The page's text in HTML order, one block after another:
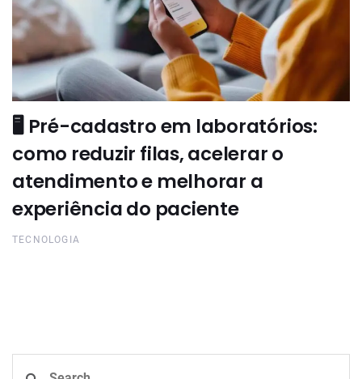
🖥️ Pré-cadastro em laboratórios:
como reduzir filas, acelerar o
atendimento e melhorar a
experiência do paciente
TECNOLOGIA